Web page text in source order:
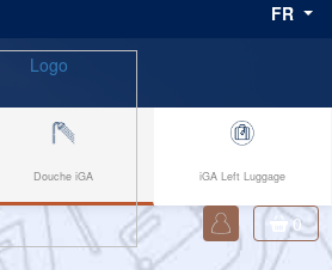
FR
0
Douche iGA iGA Left Luggage